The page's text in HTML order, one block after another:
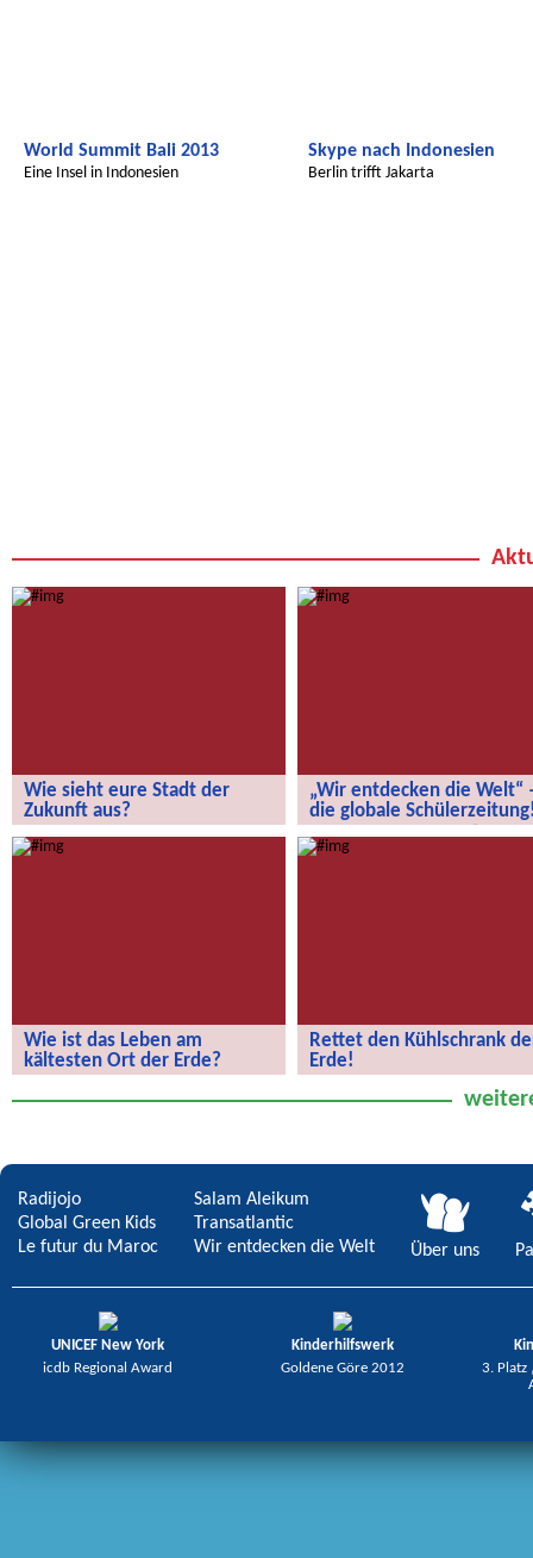
World Summit Bali 2013
Eine Insel in Indonesien
Skype nach Indonesien
Berlin trifft Jakarta
Wie sieht eure Stadt der
Zukunft aus?
„Wir entdecken die Welt“
die globale
globale Schülerzeitung!
Wie ist das Leben am
kältesten Ort der Erde?
der Erde?
Rettet den Kühlschrank
Erde!
Radijojo
Global Green Kids
Le futur du Maroc
Salam Aleikum
Transatlantic
Wir entdecken die Welt
Über uns
UNICEF New York
icdb Regional Award
Kinderhilfswerk
Goldene Göre 2012
3. Platz